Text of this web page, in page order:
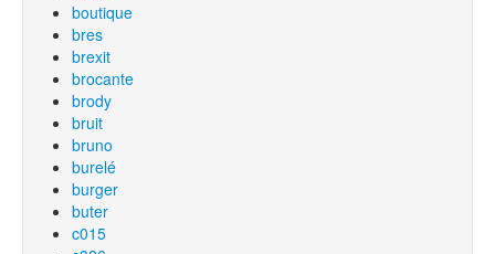
boutique
bres
brexit
brocante
brody
bruit
bruno
burelé
burger
buter
c015